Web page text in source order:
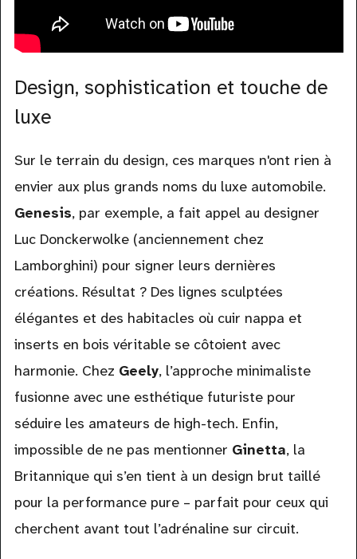
Design, sophistication et touche de
luxe
Sur le terrain du design, ces marques n'ont rien à
envier aux plus grands noms du luxe automobile.
Genesis, par exemple, a fait appel au designer
Luc Donckerwolke (anciennement chez
Lamborghini) pour signer leurs dernières
créations. Résultat ? Des lignes sculptées
élégantes et des habitacles où cuir nappa et
inserts en bois véritable se côtoient avec
harmonie. Chez Geely, l’approche minimaliste
fusionne avec une esthétique futuriste pour
séduire les amateurs de high-tech. Enfin,
impossible de ne pas mentionner Ginetta, la
Britannique qui s’en tient à un design brut taillé
pour la performance pure – parfait pour ceux qui
cherchent avant tout l’adrénaline sur circuit.